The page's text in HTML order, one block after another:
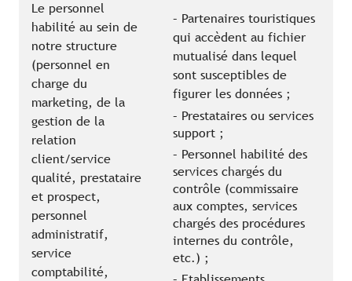
Le personnel
habilité au sein de
notre structure
(personnel en
charge du
marketing, de la
gestion de la
relation
client/service
qualité, prestataire
et prospect,
personnel
administratif,
service
comptabilité,
– Partenaires touristiques
qui accèdent au fichier
mutualisé dans lequel
sont susceptibles de
figurer les données ;
– Prestataires ou services
support ;
– Personnel habilité des
services chargés du
contrôle (commissaire
aux comptes, services
chargés des procédures
internes du contrôle,
etc.) ;